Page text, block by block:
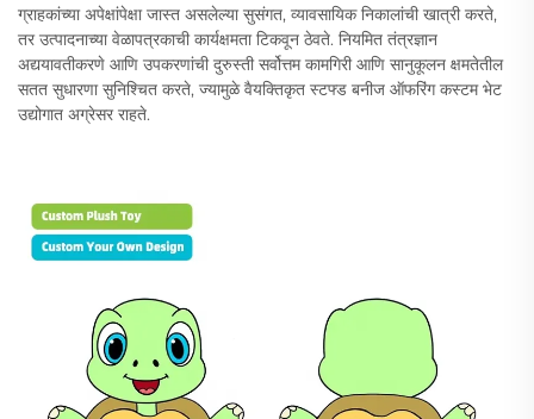
ग्राहकांच्या अपेक्षांपेक्षा जास्त असलेल्या सुसंगत, व्यावसायिक निकालांची खात्री करते,
तर उत्पादनाच्या वेळापत्रकाची कार्यक्षमता टिकवून ठेवते. नियमित तंत्रज्ञान
अद्ययावतीकरणे आणि उपकरणांची दुरुस्ती सर्वोत्तम कामगिरी आणि सानुकूलन क्षमतेतील
सतत सुधारणा सुनिश्चित करते, ज्यामुळे वैयक्तिकृत स्टफ्ड बनीज ऑफरिंग कस्टम भेट
उद्योगात अग्रेसर राहते.